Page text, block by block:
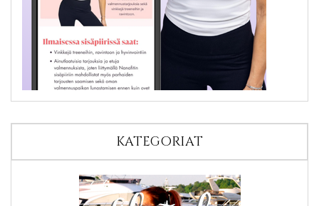
KATEGORIAT